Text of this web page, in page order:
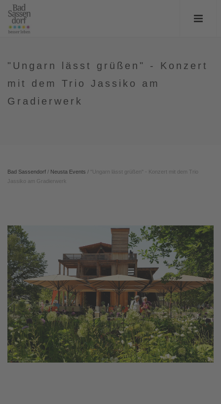
"Ungarn lässt grüßen" - Konzert
mit dem Trio Jassiko am
Gradierwerk
Bad Sassendorf / Neusta Events /
"Ungarn lässt grüßen" - Konzert mit dem Trio
Jassiko am Gradierwerk